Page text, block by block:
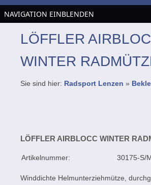
NAVIGATION EINBLENDEN
LÖFFLER
WINTER
Sie sind hier: Radsport Lenzen »
LÖFFLER AIRBLOCC WINTER
Artikelnummer: 30175-S/
Winddichte Helmunterziehmütze,